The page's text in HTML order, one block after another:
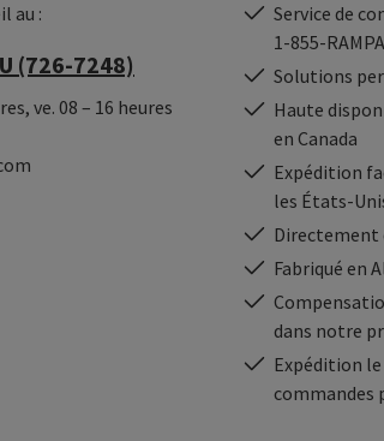
au :
(726-7248)
ve. 08 – 16 heures
Service de
1-855-
Solutions
Haute
en Canada
Expédition
les États-
Directement
Fabriqué en
dans notre
Expédition
commandes